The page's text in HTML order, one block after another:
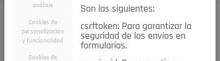
TODAS Deporte Bicicletas Deportes y Ocio
Electrodomésticos
análisis
Cookies de
personalización
y funcionalidad
Cookies de
Son las siguientes:
csrftoken: Para garantizar la
seguridad de los envíos en
formularios.